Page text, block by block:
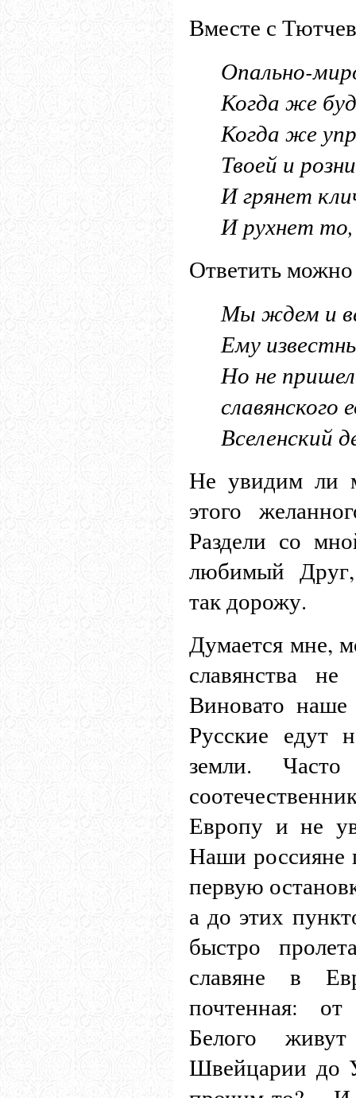
Вместе с
Опально-
Когда же
Когда же
Твоей и
И грянет
И рухнет
Ответить
Мы ждем и
Ему
Но не
славянского
Вселенский
Не увидим ли
этого
Раздели со
любимый
так дорожу.
Думается мне,
славянства
Виновато наше
Русские едут
земли.
Европу и не
Наши россияне
первую
а до этих
быстро
славяне в
почтенная:
Белого
Швейцарии до